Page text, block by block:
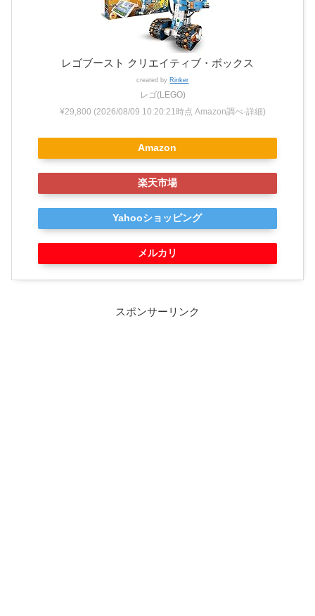
レゴブースト クリエイティブ・ボックス
created by Rinker
レゴ(LEGO)
¥29,800 (2026/08/09 10:20:21時点 Amazon調べ-詳細)
Amazon
楽天市場
Yahooショッピング
メルカリ
スポンサーリンク